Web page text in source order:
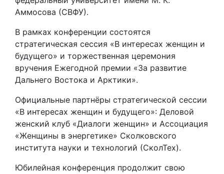
Аммосова (СВФУ).
В рамках конференции состоятся
стратегическая сессия «В интересах женщин и
будущего» и торжественная церемония
вручения Ежегодной премии «За развитие
Дальнего Востока и Арктики».
Официальные партнёры стратегической сессии
«В интересах женщин и будущего»: Деловой
женский клуб «Диалоги женщин» и Ассоциация
«Женщины в энергетике» Сколковского
института науки и технологий (СколТех).
Юбилейная конференция продолжит свою